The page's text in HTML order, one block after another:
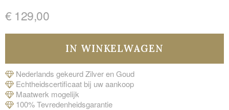
€ 129,00
Nederlands gekeurd Zilver en Goud
Echtheidscertificaat bij uw aankoop
Maatwerk mogelijk
100% Tevredenheidsgarantie